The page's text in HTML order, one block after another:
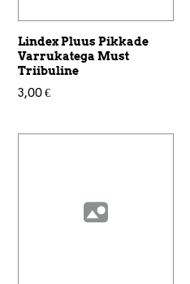
Lindex Pluus Pikkade
Varrukatega Must
Triibuline
3,00 €